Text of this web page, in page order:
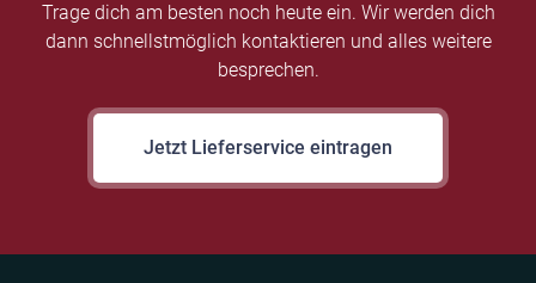
Trage dich am besten noch heute ein. Wir werden dich
dann schnellstmöglich kontaktieren und alles weitere
besprechen.
Jetzt Lieferservice eintragen